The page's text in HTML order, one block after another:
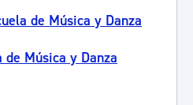
de Música y Danza
de Música y Danza